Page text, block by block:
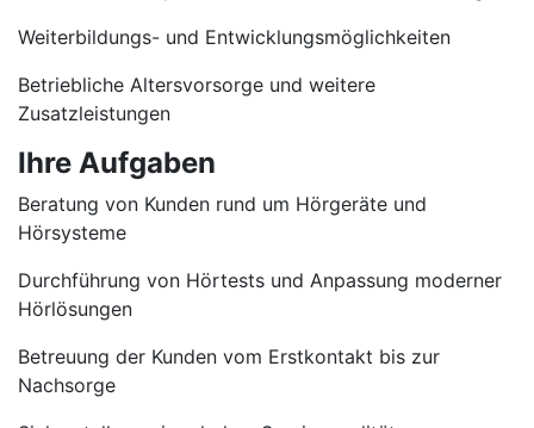
Weiterbildungs- und Entwicklungsmöglichkeiten
Betriebliche Altersvorsorge und weitere
Zusatzleistungen
Ihre Aufgaben
Beratung von Kunden rund um Hörgeräte und
Hörsysteme
Durchführung von Hörtests und Anpassung moderner
Hörlösungen
Betreuung der Kunden vom Erstkontakt bis zur
Nachsorge